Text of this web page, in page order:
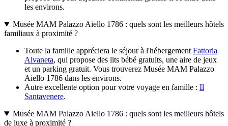
les environs.
Musée MAM Palazzo Aiello 1786 : quels sont les meilleurs hôtels
familiaux à proximité ?
Toute la famille appréciera le séjour à l'hébergement Fattoria
Alvaneta, qui propose des lits bébé gratuits, une aire de jeux
et un parking gratuit. Vous trouverez Musée MAM Palazzo
Aiello 1786 dans les environs.
Autre excellente option pour votre voyage en famille : Il
Santavenere.
Musée MAM Palazzo Aiello 1786 : quels sont les meilleurs hôtels
de luxe à proximité ?